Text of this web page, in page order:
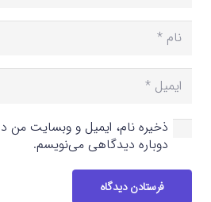
ذخیره نام، ایمیل و وبسایت من
دوباره دیدگاهی می‌نویسم.
فرستادن دیدگاه